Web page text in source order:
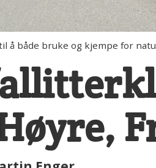
å både bruke og kjempe for